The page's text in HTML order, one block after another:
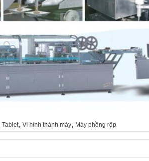
Tablet, Vỉ hình thành máy, Máy phồng rộp